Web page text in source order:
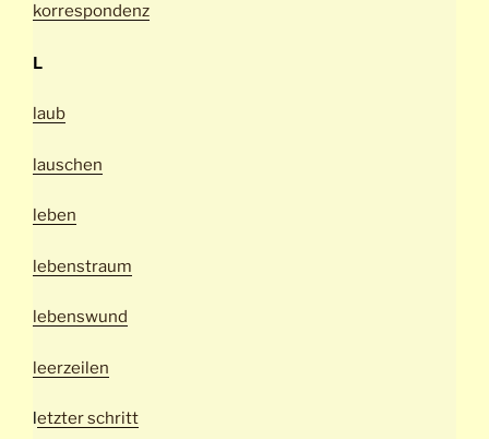
korrespondenz
L
laub
lauschen
leben
lebenstraum
lebenswund
leerzeilen
letzter schritt